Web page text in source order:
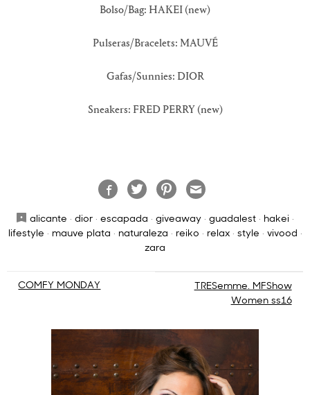
Bolso/Bag: HAKEI (new)
Pulseras/Bracelets: MAUVÉ
Gafas/Sunnies: DIOR
Sneakers: FRED PERRY (new)
alicante · dior · escapada · giveaway · guadalest · hakei ·
lifestyle · mauve plata · naturaleza · reiko · relax· style · vivood ·
zara
Navegación
entradas
COMFY MONDAY
TRESemme. MFShow
Women ss16